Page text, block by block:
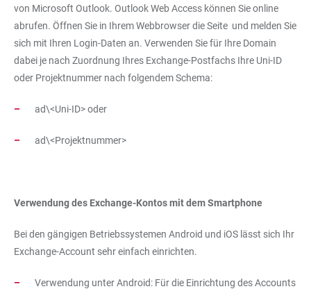
von Microsoft Outlook. Outlook Web Access können Sie online
abrufen. Öffnen Sie in Ihrem Webbrowser die Seite und melden Sie
sich mit Ihren Login-Daten an. Verwenden Sie für Ihre Domain
dabei je nach Zuordnung Ihres Exchange-Postfachs Ihre Uni-ID
oder Projektnummer nach folgendem Schema:
ad\<Uni-ID> oder
ad\<Projektnummer>
Verwendung des Exchange-Kontos mit dem Smartphone
Bei den gängigen Betriebssystemen Android und iOS lässt sich Ihr
Exchange-Account sehr einfach einrichten.
Verwendung unter Android: Für die Einrichtung des Accounts